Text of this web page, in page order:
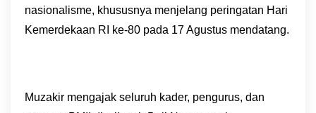
nasionalisme, khususnya menjelang peringatan Hari
Kemerdekaan RI ke-80 pada 17 Agustus mendatang.
Muzakir mengajak seluruh kader, pengurus, dan